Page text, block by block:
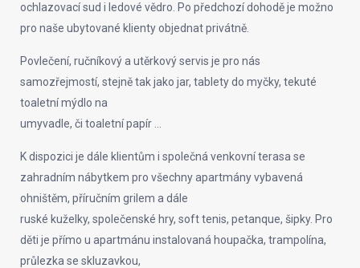
ochlazovací sud i ledové vědro. Po předchozí dohodě je možno
pro naše ubytované klienty objednat privátně.
Povlečení, ručníkový a utěrkový servis je pro nás
samozřejmostí, stejně tak jako jar, tablety do myčky, tekuté
toaletní mýdlo na
umyvadle, či toaletní papír …
K dispozici je dále klientům i společná venkovní terasa se
zahradním nábytkem pro všechny apartmány vybavená
ohništěm, příručním grilem a dále
ruské kuželky, společenské hry, soft tenis, petanque, šipky. Pro
děti je přímo u apartmánu instalovaná houpačka, trampolína,
průlezka se skluzavkou,